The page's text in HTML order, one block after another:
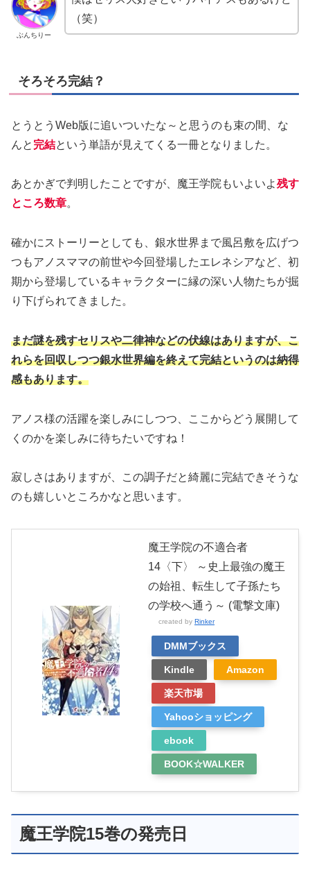
ぶんちりー
（笑）
そろそろ完結？
とうとうWeb版に追いついたな～と思うのも束の間、な
んと 完結という単語が見えてくる一冊となりました。
あとかぎで判明したことですが、魔王学院もいよいよ残す
ところ数章。
確かにストーリーとしても、銀水世界まで風呂敷を広げつ
つもアノスママの前世や今回登場したエレネシアなど、初
期から登場しているキャラクターに縁の深い人物たちが掘
り下げられてきました。
まだ謎を残すセリスや二律神などの伏線はありますが、こ
れらを回収しつつ銀水世界編を終えて完結というのは納得
感もあります。
アノス様の活躍を楽しみにしつつ、ここからどう展開して
くのかを楽しみに待ちたいですね！
寂しさはありますが、この調子だと綺麗に完結できそうな
のも嬉しいところかなと思います。
魔王学院の不適合者
14〈下〉 ～史上最強の魔王
の始祖、転生して子孫たち
の学校へ通う～ (電撃文庫)
created by Rinker
DMMブックス
Kindle Amazon
楽天市場
Yahooショッピング
ebook
BOOK☆WALKER
魔王学院15巻の発売日